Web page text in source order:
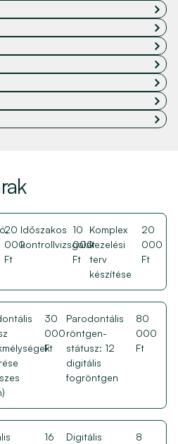
20
000
Ft
Időszakos
kontrollvizsgálat
10
000
Ft
Komplex
kezelési
terv
készítése
20
000
Ft
30
000
Ft
Parodontális
röntgen-
státusz: 12
digitális
fogröntgen
80
000
Ft
16
Digitális
8